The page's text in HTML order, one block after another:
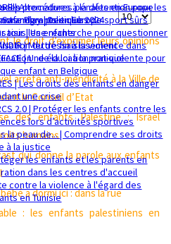
politique 2024
les procédures pénales en Europe
Safe Play | Des clubs de sport sûrs
tous les enfants
| Mettre fin à la violence dans
: de la loi à la pratique
| Alternatives à la détention pour les
migrants en Europe
| Une recherche pour questionner
du déssaisissement
| Une éducation non-violente pour
enfant en Belgique
| Les droits des enfants en danger
une crise
2.0 | Protéger les enfants contre les
lors d’activités sportives
la peau de... | Comprendre ses droits
à la justice
les enfants et les parents en
dans les centres d'accueil
contre la violence à l'égard des
en Tunisie
Affichage
#
le droit d’exprimer leurs opinions
arrêté anti-mendicité à la Ville de
le Conseil d’Etat
des enfants Palestine : Israël
humains
qui donne la parole aux enfants
a dormi ici : dans la rue
: les enfants palestiniens en